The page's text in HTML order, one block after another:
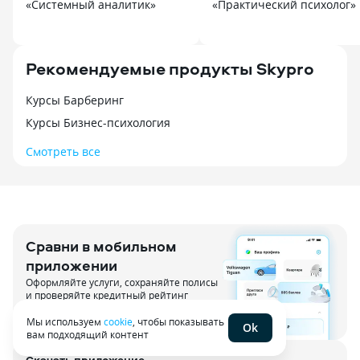
«Системный аналитик»
«Практический психолог»
Рекомендуемые продукты Skypro
Курсы Барберинг
Курсы Бизнес-психология
Смотреть все
Сравни в мобильном
приложении
Оформляйте услуги, сохраняйте полисы
и проверяйте кредитный рейтинг
Мы используем cookie , чтобы показывать
вам подходящий контент
Ok